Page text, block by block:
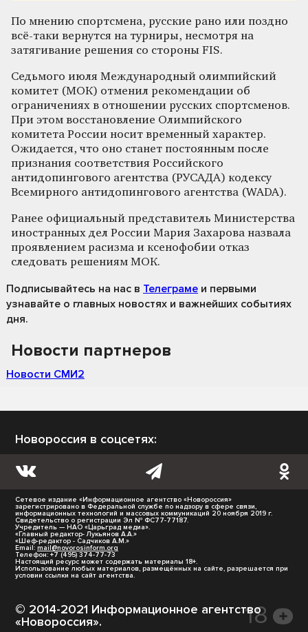
По мнению спортсмена, русские рано или поздно
всё-таки вернутся на турниры, несмотря на
затягивание решения со стороны FIS.
Седьмого июля Международный олимпийский
комитет (МОК) отменил рекомендации об
ограничениях в отношении русских спортсменов.
При этом восстановление Олимпийского
комитета России носит временный характер.
Ожидается, что оно станет постоянным после
признания соответствия Российского
антидопингового агентства (РУСАДА) кодексу
Всемирного антидопингового агентства (WADA).
Ранее официальный представитель Министерства
иностранных дел России Мария Захарова назвала
проявлением расизма и ксенофобии отказ
следовать решениям МОК.
Подписывайтесь на нас в Телеграме и первыми
узнавайте о главных новостях и важнейших событиях
дня.
Новости партнеров
Новости СМИ2
Новороссия в соцсетях:
Сетевое издание «Информационное агентство «Новороссия»
зарегистрировано в Федеральной службе по надзору в сфере связи,
информационных технологий и массовых коммуникаций 20 ноября 2019 г.
Свидетельство о регистрации Эл № ФС77-77187.
Учредитель — НАО «Царьград медиа».
«Главный редактор- Лукьянов А.А.»
«Шеф-редактор - Садчиков А.М.»
Email: mail@novorosinform.org
Телефон: +7 (495) 374-77-73
Настоящий ресурс может содержать материалы 18+.
Использование любых материалов, размещённых на сайте, разрешается при
условии ссылки на сайт агентства.
© 2014-2021 Информационное агентство
«Новороссия».